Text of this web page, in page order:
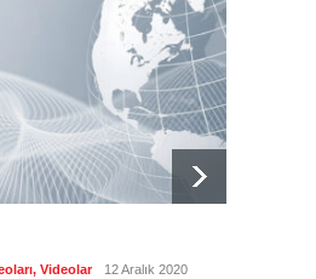
Japonya, nükleer silah
karşıtlığını teyid etmedi
6 Ağustos 2026
, Videolar 12 Aralık 2020